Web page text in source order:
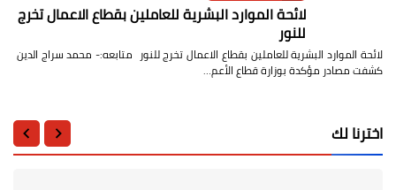
لائحة الموارد البشرية للعاملين بقطاع الاعمال تخرج
للنور
لائحة الموارد البشرية للعاملين بقطاع الاعمال تخرج للنور متابعه:- محمد سراج الدين
كشفت مصادر مؤكدة بوزارة قطاع الأعم…
اخترنا لك